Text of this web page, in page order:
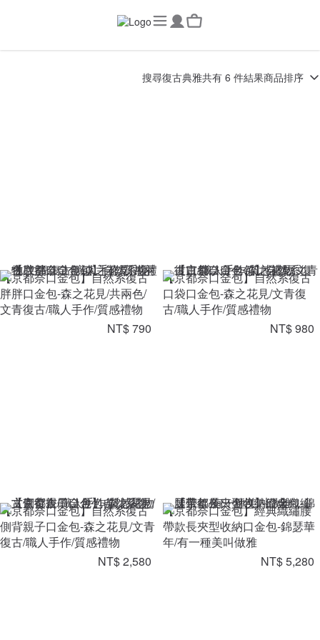
搜尋復古典雅共有 6 件結果商品排序
【京都奈口金包】自然系復古
胖胖口金包-森之花見/共兩色/
文青復古/職人手作/質感禮物
NT$ 790
【京都奈口金包】自然系復古
口袋口金包-森之花見/文青復
古/職人手作/質感禮物
NT$ 980
【京都奈口金包】自然系復古
側背親子口金包-森之花見/文青
復古/職人手作/質感禮物
NT$ 2,580
【京都奈口金包】經典織繡腰
帶款長夾型收納口金包-錦瑟華
年/有一種美叫做雅
NT$ 5,280